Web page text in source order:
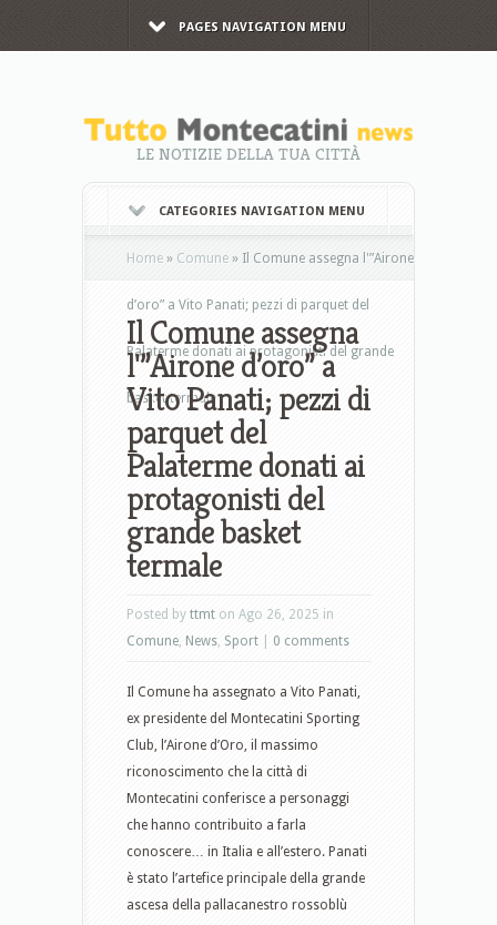
PAGES NAVIGATION MENU
LE NOTIZIE DELLA TUA CITTÀ
CATEGORIES NAVIGATION MENU
Home » Comune » Il Comune assegna l'”Airone
d’oro” a Vito Panati; pezzi di parquet del
Palaterme donati ai protagonisti del grande
basket termale
Il Comune assegna
l'”Airone d’oro” a
Vito Panati; pezzi di
parquet del
Palaterme donati ai
protagonisti del
grande basket
termale
Posted by ttmt on Ago 26, 2025 in
Comune, News, Sport 0 comments
Il Comune ha assegnato a Vito Panati,
ex presidente del Montecatini Sporting
Club, l’Airone d’Oro, il massimo
riconoscimento che la città di
Montecatini conferisce a personaggi
che hanno contribuito a farla
conoscere… in Italia e all’estero. Panati
è stato l’artefice principale della grande
ascesa della pallacanestro rossoblù